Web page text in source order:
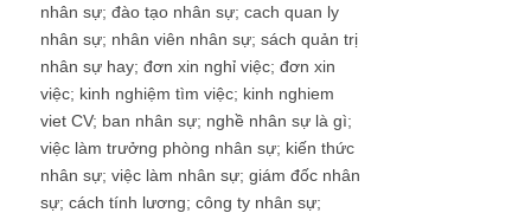
nhân sự; đào tạo nhân sự; cach quan ly
nhân sự; nhân viên nhân sự; sách quản trị
nhân sự hay; đơn xin nghỉ việc; đơn xin
việc; kinh nghiệm tìm việc; kinh nghiem
viet CV; ban nhân sự; nghề nhân sự là gì;
việc làm trưởng phòng nhân sự; kiến thức
nhân sự; việc làm nhân sự; giám đốc nhân
sự; cách tính lương; công ty nhân sự;